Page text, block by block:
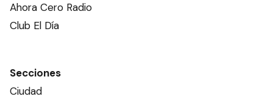
Ahora Cero Radio
Club El Día
Secciones
Ciudad